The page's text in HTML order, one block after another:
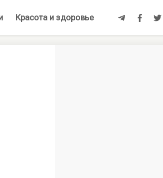
Красота и здоровье